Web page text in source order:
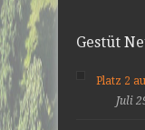
Gestüt
Platz 2
Juli